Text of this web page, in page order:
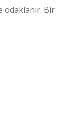
odaklanır. Bir